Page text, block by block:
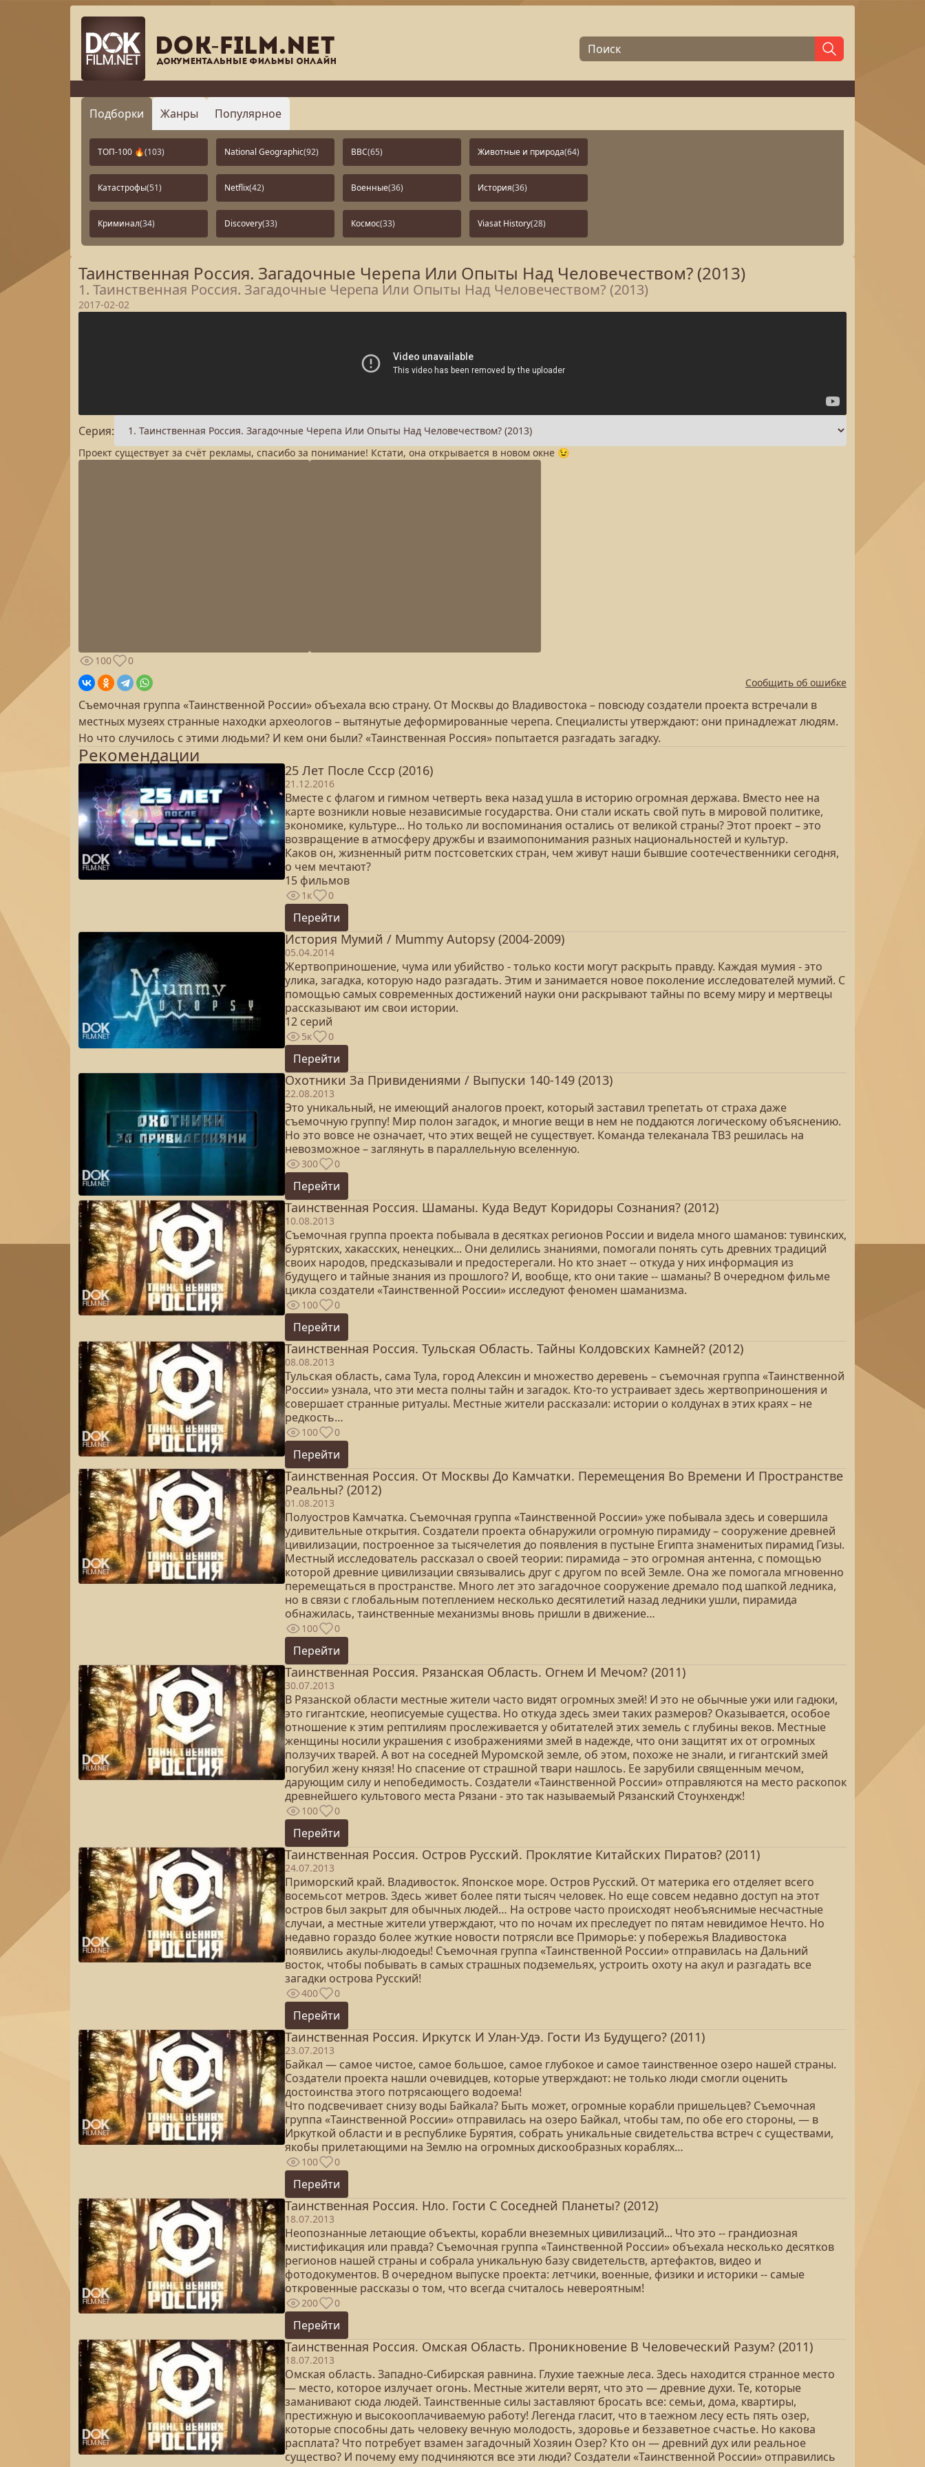
Подборки Жанры Популярное
ТОП-100 🔥(103) National Geographic(92) BBC(65) Животные и природа(64)
Катастрофы(51) Netflix(42) Военные(36) История(36)
Криминал(34) Discovery(33) Космос(33) Viasat History(28)
Таинственная Россия. Загадочные Черепа Или Опыты Над Человечеством? (2013)
1. Таинственная Россия. Загадочные Черепа Или Опыты Над Человечеством? (2013)
2017-02-02
Серия:
Проект существует за счёт рекламы, спасибо за понимание! Кстати, она открывается в новом окне 😉
100
0
Сообщить об ошибке
Съемочная группа «Таинственной России» объехала всю страну. От Москвы до Владивостока – повсюду создатели проекта встречали в
местных музеях странные находки археологов – вытянутые деформированные черепа. Специалисты утверждают: они принадлежат людям.
Но что случилось с этими людьми? И кем они были? «Таинственная Россия» попытается разгадать загадку.
Рекомендации
25 Лет После Cccр (2016)
21.12.2016
Вместе с флагом и гимном четверть века назад ушла в историю огромная держава. Вместо нее на
карте возникли новые независимые государства. Они стали искать свой путь в мировой политике,
экономике, культуре... Но только ли воспоминания остались от великой страны? Этот проект – это
возвращение в атмосферу дружбы и взаимопонимания разных национальностей и культур.
Каков он, жизненный ритм постсоветских стран, чем живут наши бывшие соотечественники сегодня,
о чем мечтают?
15 фильмов
1к 0
Перейти
История Мумий / Mummy Autopsy (2004-2009)
05.04.2014
Жертвоприношение, чума или убийство - только кости могут раскрыть правду. Каждая мумия - это
улика, загадка, которую надо разгадать. Этим и занимается новое поколение исследователей мумий. С
помощью самых современных достижений науки они раскрывают тайны по всему миру и мертвецы
рассказывают им свои истории.
12 серий
5к 0
Перейти
Охотники За Привидениями / Выпуски 140-149 (2013)
22.08.2013
Это уникальный, не имеющий аналогов проект, который заставил трепетать от страха даже
съемочную группу! Мир полон загадок, и многие вещи в нем не поддаются логическому объяснению.
Но это вовсе не означает, что этих вещей не существует. Команда телеканала ТВ3 решилась на
невозможное – заглянуть в параллельную вселенную.
300 0
Перейти
Таинственная Россия. Шаманы. Куда Ведут Коридоры Сознания? (2012)
10.08.2013
Съемочная группа проекта побывала в десятках регионов России и видела много шаманов: тувинских,
бурятских, хакасских, ненецких... Они делились знаниями, помогали понять суть древних традиций
своих народов, предсказывали и предостерегали. Но кто знает -- откуда у них информация из
будущего и тайные знания из прошлого? И, вообще, кто они такие -- шаманы? В очередном фильме
цикла создатели «Таинственной России» исследуют феномен шаманизма.
100 0
Перейти
Таинственная Россия. Тульская Область. Тайны Колдовских Камней? (2012)
08.08.2013
Тульская область, сама Тула, город Алексин и множество деревень – съемочная группа «Таинственной
России» узнала, что эти места полны тайн и загадок. Кто-то устраивает здесь жертвоприношения и
совершает странные ритуалы. Местные жители рассказали: истории о колдунах в этих краях – не
редкость…
100 0
Перейти
Таинственная Россия. От Москвы До Камчатки. Перемещения Во Времени И Пространстве
Реальны? (2012)
01.08.2013
Полуостров Камчатка. Съемочная группа «Таинственной России» уже побывала здесь и совершила
удивительные открытия. Создатели проекта обнаружили огромную пирамиду – сооружение древней
цивилизации, построенное за тысячелетия до появления в пустыне Египта знаменитых пирамид Гизы.
Местный исследователь рассказал о своей теории: пирамида – это огромная антенна, с помощью
которой древние цивилизации связывались друг с другом по всей Земле. Она же помогала мгновенно
перемещаться в пространстве. Много лет это загадочное сооружение дремало под шапкой ледника,
но в связи с глобальным потеплением несколько десятилетий назад ледники ушли, пирамида
обнажилась, таинственные механизмы вновь пришли в движение…
100 0
Перейти
Таинственная Россия. Рязанская Область. Огнем И Мечом? (2011)
30.07.2013
В Рязанской области местные жители часто видят огромных змей! И это не обычные ужи или гадюки,
это гигантские, неописуемые существа. Но откуда здесь змеи таких размеров? Оказывается, особое
отношение к этим рептилиям прослеживается у обитателей этих земель с глубины веков. Местные
женщины носили украшения с изображениями змей в надежде, что они защитят их от огромных
ползучих тварей. А вот на соседней Муромской земле, об этом, похоже не знали, и гигантский змей
погубил жену князя! Но спасение от страшной твари нашлось. Ее зарубили священным мечом,
дарующим силу и непобедимость. Создатели «Таинственной России» отправляются на место раскопок
древнейшего культового места Рязани - это так называемый Рязанский Стоунхендж!
100 0
Перейти
Таинственная Россия. Остров Русский. Проклятие Китайских Пиратов? (2011)
24.07.2013
Приморский край. Владивосток. Японское море. Остров Русский. От материка его отделяет всего
восемьсот метров. Здесь живет более пяти тысяч человек. Но еще совсем недавно доступ на этот
остров был закрыт для обычных людей… На острове часто происходят необъяснимые несчастные
случаи, а местные жители утверждают, что по ночам их преследует по пятам невидимое Нечто. Но
недавно гораздо более жуткие новости потрясли все Приморье: у побережья Владивостока
появились акулы-людоеды! Съемочная группа «Таинственной России» отправилась на Дальний
восток, чтобы побывать в самых страшных подземельях, устроить охоту на акул и разгадать все
загадки острова Русский!
400 0
Перейти
Таинственная Россия. Иркутск И Улан-Удэ. Гости Из Будущего? (2011)
23.07.2013
Байкал — самое чистое, самое большое, самое глубокое и самое таинственное озеро нашей страны.
Создатели проекта нашли очевидцев, которые утверждают: не только люди смогли оценить
достоинства этого потрясающего водоема!
Что подсвечивает снизу воды Байкала? Быть может, огромные корабли пришельцев? Съемочная
группа «Таинственной России» отправилась на озеро Байкал, чтобы там, по обе его стороны, — в
Иркуткой области и в республике Бурятия, собрать уникальные свидетельства встреч с существами,
якобы прилетающими на Землю на огромных дискообразных кораблях…
100 0
Перейти
Таинственная Россия. Нло. Гости С Соседней Планеты? (2012)
18.07.2013
Неопознанные летающие объекты, корабли внеземных цивилизаций... Что это -- грандиозная
мистификация или правда? Съемочная группа «Таинственной России» объехала несколько десятков
регионов нашей страны и собрала уникальную базу свидетельств, артефактов, видео и
фотодокументов. В очередном выпуске проекта: летчики, военные, физики и историки -- самые
откровенные рассказы о том, что всегда считалось невероятным!
200 0
Перейти
Таинственная Россия. Омская Область. Проникновение В Человеческий Разум? (2011)
18.07.2013
Омская область. Западно-Сибирская равнина. Глухие таежные леса. Здесь находится странное место
— место, которое излучает огонь. Местные жители верят, что это — древние духи. Те, которые
заманивают сюда людей. Таинственные силы заставляют бросать все: семьи, дома, квартиры,
престижную и высокооплачиваемую работу! Легенда гласит, что в таежном лесу есть пять озер,
которые способны дать человеку вечную молодость, здоровье и беззаветное счастье. Но какова
расплата? Что потребует взамен загадочный Хозяин Озер? Кто он — древний дух или реальное
существо? И почему ему подчиняются все эти люди? Создатели «Таинственной России» отправились